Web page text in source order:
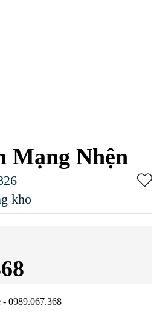
Mạng Nhện
kho
- 0989.067.368